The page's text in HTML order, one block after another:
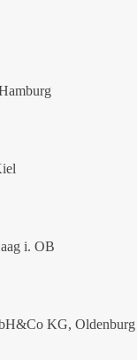
i. OB
KG, Oldenburg